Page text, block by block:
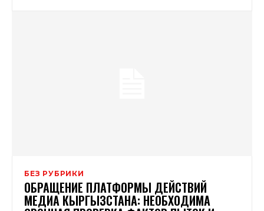
БЕЗ РУБРИКИ
ОБРАЩЕНИЕ ПЛАТФОРМЫ ДЕЙСТВИЙ
МЕДИА КЫРГЫЗСТАНА: НЕОБХОДИМА